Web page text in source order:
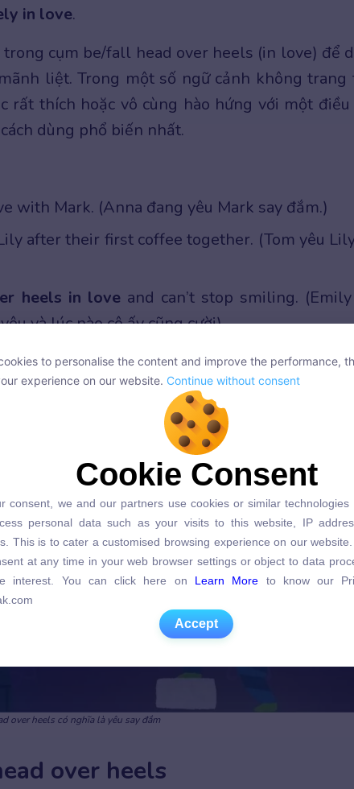
in love.
cụm be/fall head over heels (in love) để
liệt. Trong một số ngữ cảnh không trang
rất thích hoặc vô cùng hào hứng với một điều
dùng phổ biến nhất.
with Mark. (Anna đang yêu Mark say đắm.)
after their first coffee together. (Tom yêu
heels in loveand can’t stop smiling.
và lúc nào cô ấy cũng cười)
over heels có nghĩa là yêu say đắm
over heels
cookies to personalise the content and improve the performance,
experience on our website.
Continue without consent
Cookie Consent
personal data such as your visits to this website, IP
This is to cater a customised browsing experience on our website.
at any time in your web browser settings or object to data
interest. You can click here on
Learn More
to know our
Accept
to personalise the content and improve the performance,
experience on our website. Continue without consent
Cookie Consent
consent, we and our partners use cookies or similar technologies
personal data such as your visits to this website, IP
This is to cater a customised browsing experience on our
at any time in your web browser settings or object to data
interest. You can click here on Learn More to know our
Accept